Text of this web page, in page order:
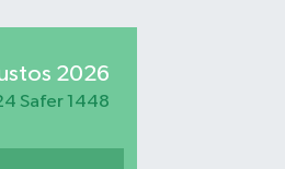
2026
Safer 1448